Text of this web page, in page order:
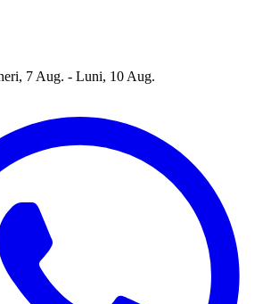
7 Aug. - Luni, 10 Aug.